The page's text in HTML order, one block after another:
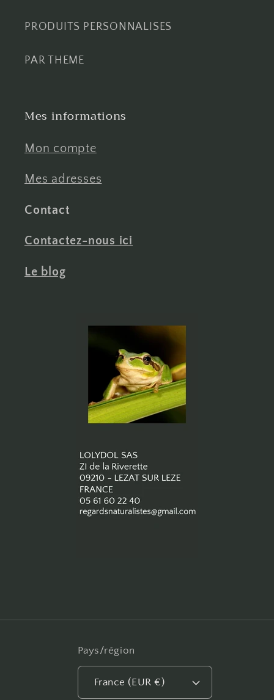
PRODUITS PERSONNALISES
PAR THEME
Mes informations
Mon compte
Mes adresses
Contact
Contactez-nous ici
Le blog
Pays/région
France (EUR €)